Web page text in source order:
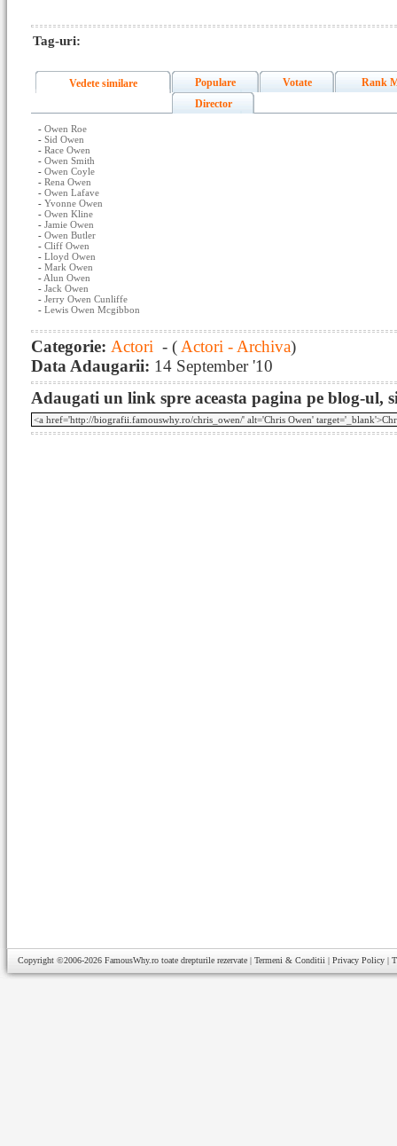
Tag-uri:
Vedete similare Populare Votate
Rank
Director
- Owen Roe
- Sid Owen
- Race Owen
- Owen Smith
- Owen Coyle
- Rena Owen
- Owen Lafave
- Yvonne Owen
- Owen Kline
- Jamie Owen
- Owen Butler
- Cliff Owen
- Lloyd Owen
- Mark Owen
- Alun Owen
- Jack Owen
- Jerry Owen Cunliffe
- Lewis Owen Mcgibbon
Categorie: Actori - ( Actori - Archiva)
Data Adaugarii: 14 September '10
Adaugati un link spre aceasta pagina pe blog-ul,
Copyright ©2006-2026 FamousWhy.ro toate drepturile rezervate | Termeni & Conditii | Privacy Policy |